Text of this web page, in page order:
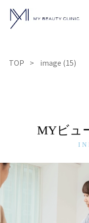
TOP image (15)
MYビュ